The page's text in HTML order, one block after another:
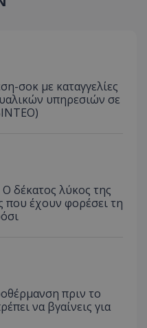
σοκ με καταγγελίες
υπηρεσιών σε
δέκατος λύκος της
που έχουν φορέσει τη
πριν το
να βγαίνεις για